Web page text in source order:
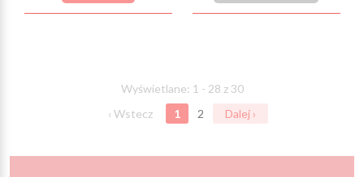
Wyświetlane: 1 - 28 z 30
‹ Wstecz
1 2 Dalej ›